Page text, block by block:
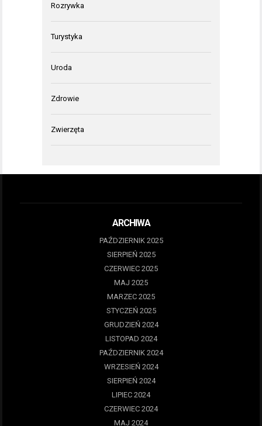
Rozrywka
Turystyka
Uroda
Zdrowie
Zwierzęta
ARCHIWA
PAŹDZIERNIK 2025
SIERPIEŃ 2025
CZERWIEC 2025
MAJ 2025
MARZEC 2025
STYCZEŃ 2025
GRUDZIEŃ 2024
LISTOPAD 2024
PAŹDZIERNIK 2024
WRZESIEŃ 2024
SIERPIEŃ 2024
LIPIEC 2024
CZERWIEC 2024
MAJ 2024